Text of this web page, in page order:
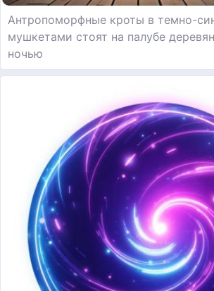
Антропоморфные кроты в темно-
мушкетами стоят на палубе
ночью